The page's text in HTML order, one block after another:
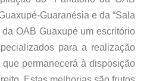
Guaranésia e da “Sala
OAB Guaxupé um escritório
para a realização
permanecerá à disposição